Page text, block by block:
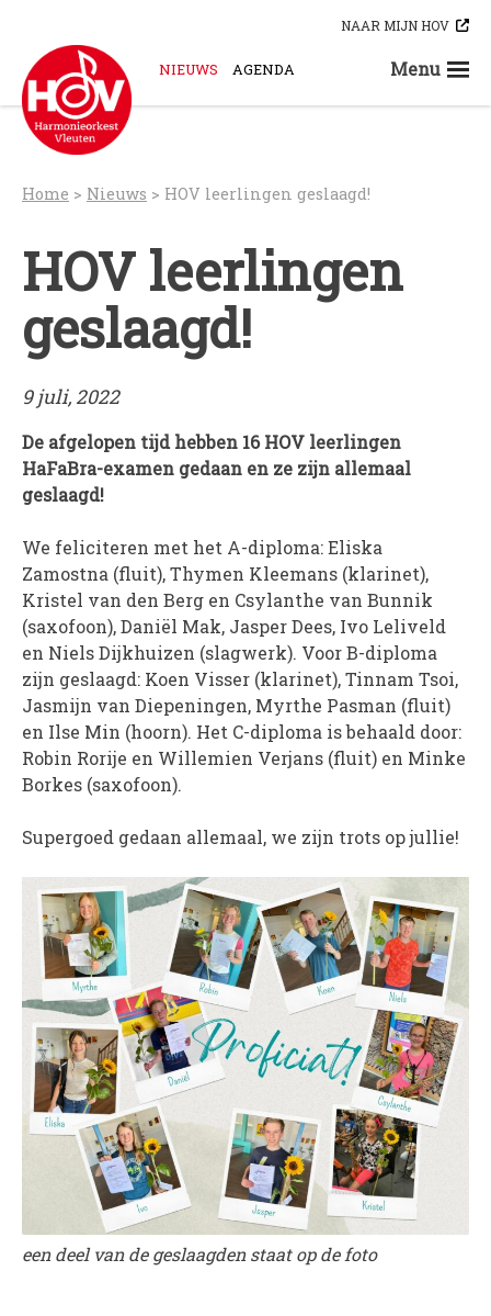
content
NAAR MIJN HOV
NIEUWS AGENDA
Menu
HOV-B
HOV-D
HOV-E
HOV-G
Saxofoonkwartet Hova Zembla
Klarinettenensemble Brandhout
Muziek is de Basis!
Zomerorkest Vleuten
Saxophone Orchestra
Moet je Hoor’n!
HOV Loud & Proud
OVER ONS
Wie zijn we?
Dirigenten
Verenigingsstukken
Partners
Historie
Contact
WORD LID
WINKELWAGEN
Home > Nieuws > HOV leerlingen geslaagd!
HOV leerlingen
geslaagd!
9 juli, 2022
De afgelopen tijd hebben 16 HOV leerlingen
HaFaBra-examen gedaan en ze zijn allemaal
geslaagd!
We feliciteren met het A-diploma: Eliska
Zamostna (fluit), Thymen Kleemans (klarinet),
Kristel van den Berg en Csylanthe van Bunnik
(saxofoon), Daniël Mak, Jasper Dees, Ivo Leliveld
en Niels Dijkhuizen (slagwerk). Voor B-diploma
zijn geslaagd: Koen Visser (klarinet), Tinnam Tsoi,
Jasmijn van Diepeningen, Myrthe Pasman (fluit)
en Ilse Min (hoorn). Het C-diploma is behaald door:
Robin Rorije en Willemien Verjans (fluit) en Minke
Borkes (saxofoon).
Supergoed gedaan allemaal, we zijn trots op jullie!
een deel van de geslaagden staat op de foto